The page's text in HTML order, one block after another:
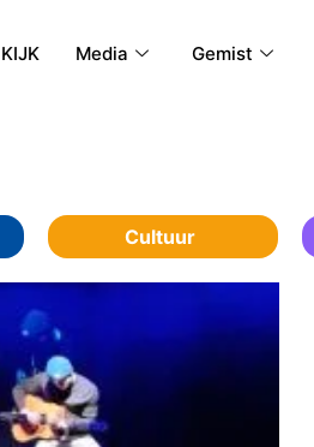
KIJK Media
Gemist
Cultuur